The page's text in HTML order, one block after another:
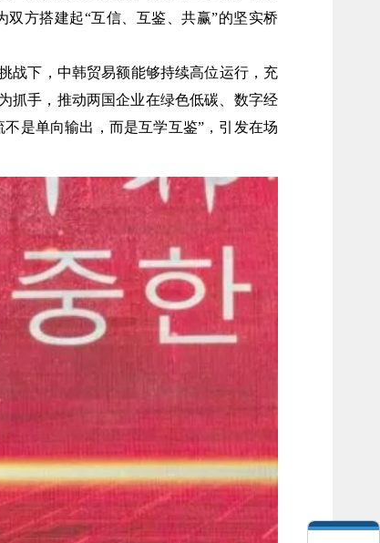
双方搭建起“互信、互鉴、共赢”的坚实桥
战下，中韩贸易额能够持续高位运行，充
抓手，推动两国企业在绿色低碳、数字经
是单向输出，而是互学互鉴”，引发在场